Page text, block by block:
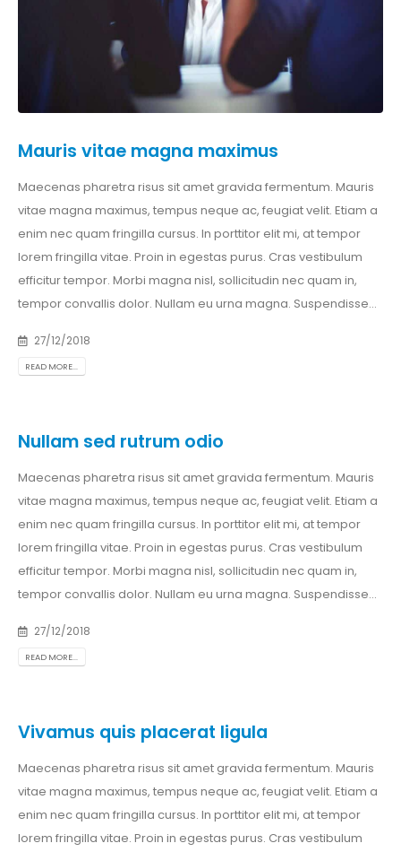
Mauris vitae magna maximus
Maecenas pharetra risus sit amet gravida fermentum. Mauris
vitae magna maximus, tempus neque ac, feugiat velit. Etiam a
enim nec quam fringilla cursus. In porttitor elit mi, at tempor
lorem fringilla vitae. Proin in egestas purus. Cras vestibulum
efficitur tempor. Morbi magna nisl, sollicitudin nec quam in,
tempor convallis dolor. Nullam eu urna magna. Suspendisse…
27/12/2018
READ MORE...
Nullam sed rutrum odio
Maecenas pharetra risus sit amet gravida fermentum. Mauris
vitae magna maximus, tempus neque ac, feugiat velit. Etiam a
enim nec quam fringilla cursus. In porttitor elit mi, at tempor
lorem fringilla vitae. Proin in egestas purus. Cras vestibulum
efficitur tempor. Morbi magna nisl, sollicitudin nec quam in,
tempor convallis dolor. Nullam eu urna magna. Suspendisse…
27/12/2018
READ MORE...
Vivamus quis placerat ligula
Maecenas pharetra risus sit amet gravida fermentum. Mauris
vitae magna maximus, tempus neque ac, feugiat velit. Etiam a
enim nec quam fringilla cursus. In porttitor elit mi, at tempor
lorem fringilla vitae. Proin in egestas purus. Cras vestibulum